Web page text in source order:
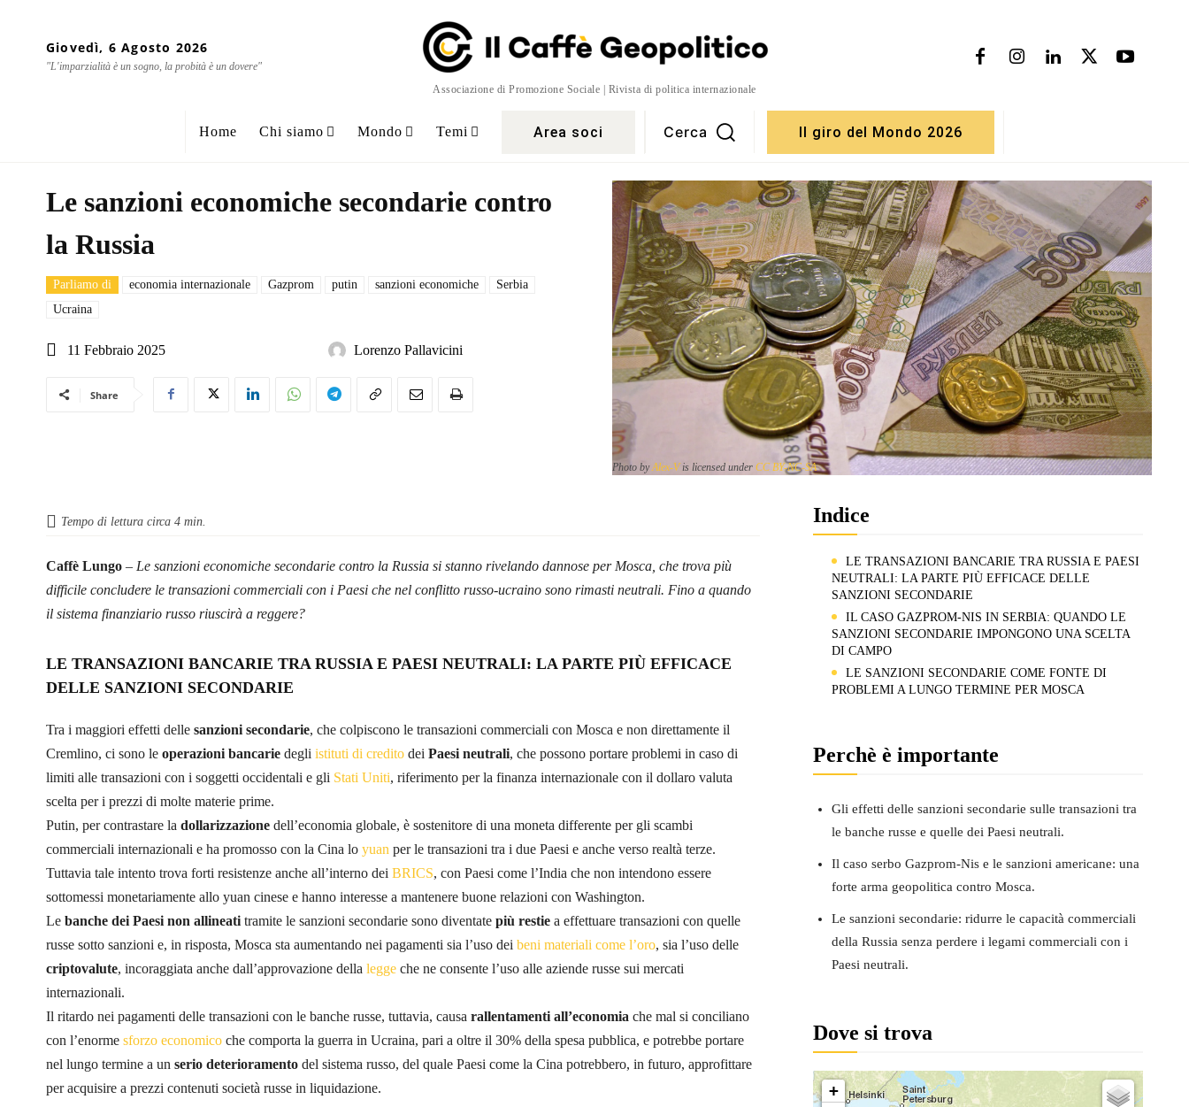
Giovedì, 6 Agosto 2026
"L'imparzialità è un sogno, la probità è un dovere"
Associazione di Promozione Sociale | Rivista di politica internazionale
Home Chi siamo Mondo Temi Area soci Cerca Il giro del Mondo 2026
Le sanzioni economiche secondarie contro
la Russia
Parliamo di economia internazionale Gazprom putin sanzioni economiche
Serbia
Ucraina
11 Febbraio 2025 Lorenzo Pallavicini
Share
Photo byAlex-Vis licensed under CC BY-NC-SA
Tempo di lettura circa 4 min.
Caffè Lungo – Le sanzioni economiche secondarie contro la Russia si stanno rivelando dannose per Mosca, che trova più
difficile concludere le transazioni commerciali con i Paesi che nel conflitto russo-ucraino sono rimasti neutrali. Fino a quando
il sistema finanziario russo riuscirà a reggere?
LE TRANSAZIONI BANCARIE TRA RUSSIA E PAESI NEUTRALI: LA PARTE PIÙ EFFICACE
DELLE SANZIONI SECONDARIE
Tra i maggiori effetti delle sanzioni secondarie, che colpiscono le transazioni commerciali con Mosca e non direttamente il
Cremlino, ci sono le operazioni bancarie degli istituti di credito dei Paesi neutrali, che possono portare problemi in caso di
limiti alle transazioni con i soggetti occidentali e gli Stati Uniti, riferimento per la finanza internazionale con il dollaro valuta
scelta per i prezzi di molte materie prime.
Putin, per contrastare la dollarizzazione dell’economia globale, è sostenitore di una moneta differente per gli scambi
commerciali internazionali e ha promosso con la Cina lo yuan per le transazioni tra i due Paesi e anche verso realtà terze.
Tuttavia tale intento trova forti resistenze anche all’interno dei BRICS, con Paesi come l’India che non intendono essere
sottomessi monetariamente allo yuan cinese e hanno interesse a mantenere buone relazioni con Washington.
Le banche dei Paesi non allineati tramite le sanzioni secondarie sono diventate più restie a effettuare transazioni con quelle
russe sotto sanzioni e, in risposta, Mosca sta aumentando nei pagamenti sia l’uso dei beni materiali come l’oro, sia l’uso delle
criptovalute, incoraggiata anche dall’approvazione della legge che ne consente l’uso alle aziende russe sui mercati
internazionali.
Il ritardo nei pagamenti delle transazioni con le banche russe, tuttavia, causa rallentamenti all’economia che mal si conciliano
con l’enorme sforzo economico che comporta la guerra in Ucraina, pari a oltre il 30% della spesa pubblica, e potrebbe portare
nel lungo termine a un serio deterioramento del sistema russo, del quale Paesi come la Cina potrebbero, in futuro, approfittare
per acquisire a prezzi contenuti società russe in liquidazione.
Indice
LE TRANSAZIONI BANCARIE TRA RUSSIA E PAESI
NEUTRALI: LA PARTE PIÙ EFFICACE DELLE
SANZIONI SECONDARIE
IL CASO GAZPROM-NIS IN SERBIA: QUANDO LE
SANZIONI SECONDARIE IMPONGONO UNA SCELTA
DI CAMPO
LE SANZIONI SECONDARIE COME FONTE DI
PROBLEMI A LUNGO TERMINE PER MOSCA
Perchè è importante
Gli effetti delle sanzioni secondarie sulle transazioni tra
le banche russe e quelle dei Paesi neutrali.
Il caso serbo Gazprom-Nis e le sanzioni americane: una
forte arma geopolitica contro Mosca.
Le sanzioni secondarie: ridurre le capacità commerciali
della Russia senza perdere i legami commerciali con i
Paesi neutrali.
Dove si trova